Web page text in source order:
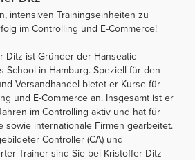
intensiven Trainingseinheiten zu
im Controlling und E-Commerce!
Ditz ist Gründer der Hanseatic
School in Hamburg. Speziell für den
Versandhandel bietet er Kurse für
und E-Commerce an. Insgesamt ist er
im Controlling aktiv und hat für
sowie internationale Firmen gearbeitet.
Controller (CA) und
Trainer sind Sie bei Kristoffer Ditz